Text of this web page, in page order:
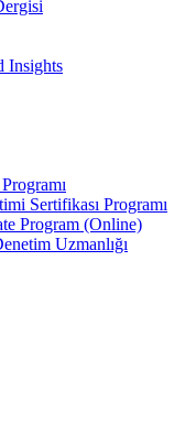
Insights
Sertifikası Programı
Program (Online)
Uzmanlığı